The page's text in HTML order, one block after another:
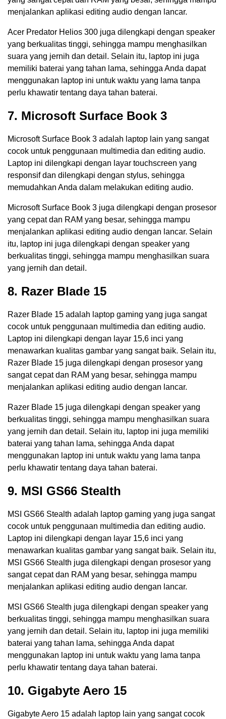
menjalankan aplikasi editing audio dengan lancar.
Acer Predator Helios 300 juga dilengkapi dengan speaker
yang berkualitas tinggi, sehingga mampu menghasilkan
suara yang jernih dan detail. Selain itu, laptop ini juga
memiliki baterai yang tahan lama, sehingga Anda dapat
menggunakan laptop ini untuk waktu yang lama tanpa
perlu khawatir tentang daya tahan baterai.
7. Microsoft Surface Book 3
Microsoft Surface Book 3 adalah laptop lain yang sangat
cocok untuk penggunaan multimedia dan editing audio.
Laptop ini dilengkapi dengan layar touchscreen yang
responsif dan dilengkapi dengan stylus, sehingga
memudahkan Anda dalam melakukan editing audio.
Microsoft Surface Book 3 juga dilengkapi dengan prosesor
yang cepat dan RAM yang besar, sehingga mampu
menjalankan aplikasi editing audio dengan lancar. Selain
itu, laptop ini juga dilengkapi dengan speaker yang
berkualitas tinggi, sehingga mampu menghasilkan suara
yang jernih dan detail.
8. Razer Blade 15
Razer Blade 15 adalah laptop gaming yang juga sangat
cocok untuk penggunaan multimedia dan editing audio.
Laptop ini dilengkapi dengan layar 15,6 inci yang
menawarkan kualitas gambar yang sangat baik. Selain itu,
Razer Blade 15 juga dilengkapi dengan prosesor yang
sangat cepat dan RAM yang besar, sehingga mampu
menjalankan aplikasi editing audio dengan lancar.
Razer Blade 15 juga dilengkapi dengan speaker yang
berkualitas tinggi, sehingga mampu menghasilkan suara
yang jernih dan detail. Selain itu, laptop ini juga memiliki
baterai yang tahan lama, sehingga Anda dapat
menggunakan laptop ini untuk waktu yang lama tanpa
perlu khawatir tentang daya tahan baterai.
9. MSI GS66 Stealth
MSI GS66 Stealth adalah laptop gaming yang juga sangat
cocok untuk penggunaan multimedia dan editing audio.
Laptop ini dilengkapi dengan layar 15,6 inci yang
menawarkan kualitas gambar yang sangat baik. Selain itu,
MSI GS66 Stealth juga dilengkapi dengan prosesor yang
sangat cepat dan RAM yang besar, sehingga mampu
menjalankan aplikasi editing audio dengan lancar.
MSI GS66 Stealth juga dilengkapi dengan speaker yang
berkualitas tinggi, sehingga mampu menghasilkan suara
yang jernih dan detail. Selain itu, laptop ini juga memiliki
baterai yang tahan lama, sehingga Anda dapat
menggunakan laptop ini untuk waktu yang lama tanpa
perlu khawatir tentang daya tahan baterai.
10. Gigabyte Aero 15
Gigabyte Aero 15 adalah laptop lain yang sangat cocok